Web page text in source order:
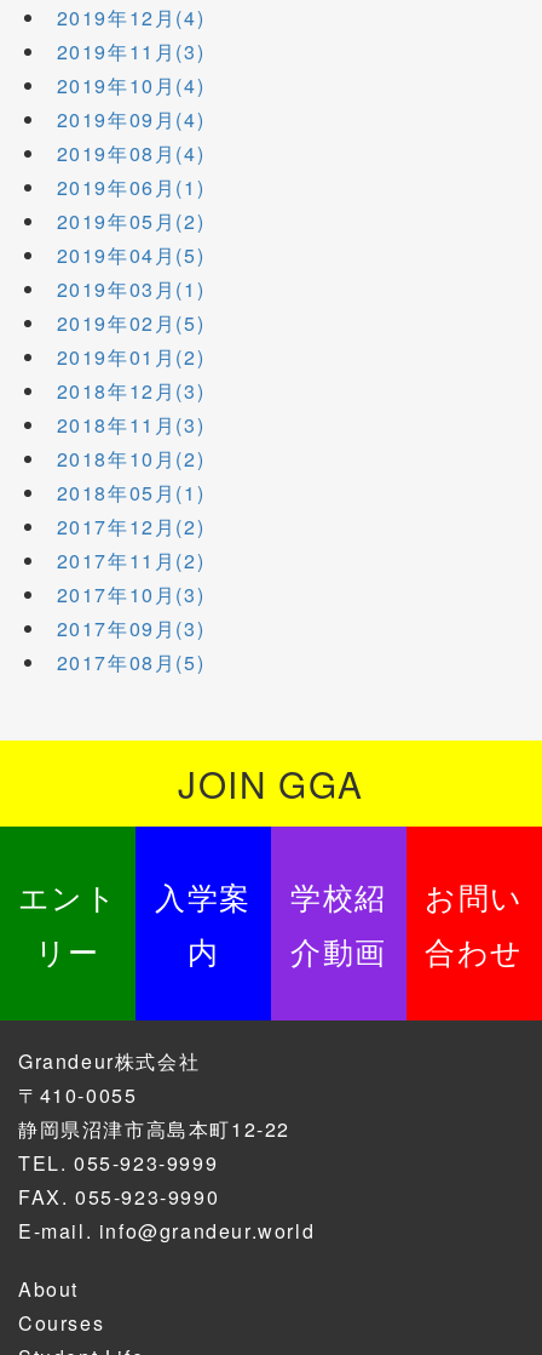
2019年12月(4)
2019年11月(3)
2019年10月(4)
2019年09月(4)
2019年08月(4)
2019年06月(1)
2019年05月(2)
2019年04月(5)
2019年03月(1)
2019年02月(5)
2019年01月(2)
2018年12月(3)
2018年11月(3)
2018年10月(2)
2018年05月(1)
2017年12月(2)
2017年11月(2)
2017年10月(3)
2017年09月(3)
2017年08月(5)
JOIN GGA
エント
リー
入学案
内
学校紹
介動画
お問い
合わせ
Grandeur株式会社
〒410-0055
静岡県沼津市高島本町12-22
TEL. 055-923-9999
FAX. 055-923-9990
E-mail. info@grandeur.world
About
Courses